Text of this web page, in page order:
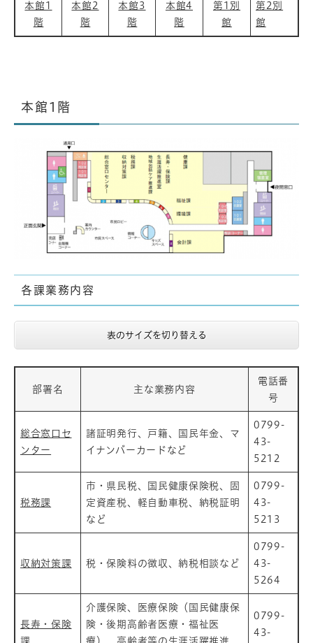
本館1
階
本館2
階
本館3
階
本館4
階
第1別
館
第2別
館
本館1階
各課業務内容
表のサイズを切り替える
部署名 主な業務内容
電話番
号
総合窓口セ
ンター
諸証明発行、戸籍、国民年金、マ
イナンバーカードなど
0799-
43-
5212
税務課
市・県民税、国民健康保険税、固
定資産税、軽自動車税、納税証明
など
0799-
43-
5213
収納対策課 税・保険料の徴収、納税相談など
0799-
43-
5264
長寿・保険
課
介護保険、医療保険（国民健康保
険・後期高齢者医療・福祉医
療）、高齢者等の生涯活躍推進、
0799-
43-